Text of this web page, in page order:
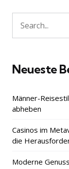
Search
for:
Neueste
Männer-
abheben
Casinos im
die
Moderne